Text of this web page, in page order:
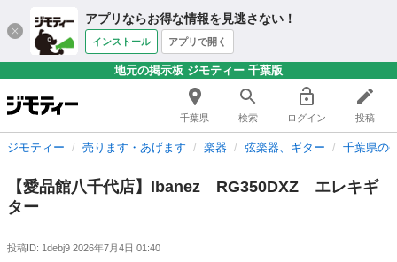
アプリならお得な情報を見逃さない！
インストール アプリで開く
地元の掲示板 ジモティー 千葉版
千葉県 検索 ログイン 投稿
ジモティー 売ります・あげます 楽器 弦楽器、ギター 千葉県の
【愛品館八千代店】Ibanez RG350DXZ エレキギ
ター
投稿ID: 1debj9 2026年7月4日 01:40